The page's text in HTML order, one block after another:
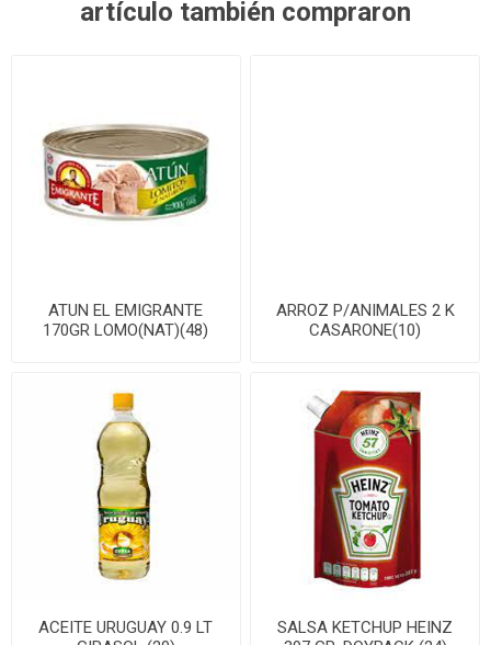
artículo también compraron
ATUN EL EMIGRANTE
170GR LOMO(NAT)(48)
ARROZ P/ANIMALES 2 K
CASARONE(10)
ACEITE URUGUAY 0.9 LT
SALSA KETCHUP HEINZ